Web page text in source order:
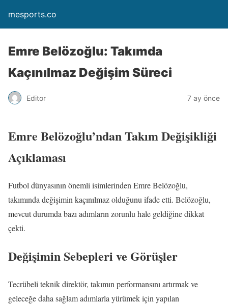
mesports.co
Emre Belözoğlu: Takımda
Kaçınılmaz Değişim Süreci
Editor 7 ay önce
Emre Belözoğlu’ndan Takım Değişikliği
Açıklaması
Futbol dünyasının önemli isimlerinden Emre Belözoğlu,
takımında değişimin kaçınılmaz olduğunu ifade etti. Belözoğlu,
mevcut durumda bazı adımların zorunlu hale geldiğine dikkat
çekti.
Değişimin Sebepleri ve Görüşler
Tecrübeli teknik direktör, takımın performansını artırmak ve
geleceğe daha sağlam adımlarla yürümek için yapılan